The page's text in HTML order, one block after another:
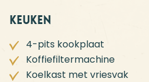
Keuken
4-pits kookplaat
Koffiefiltermachine
Koelkast met vriesvak